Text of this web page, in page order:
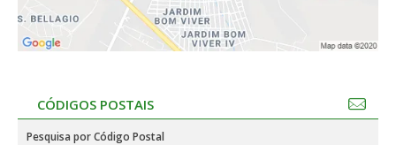
CÓDIGOS POSTAIS
Pesquisa por Código Postal